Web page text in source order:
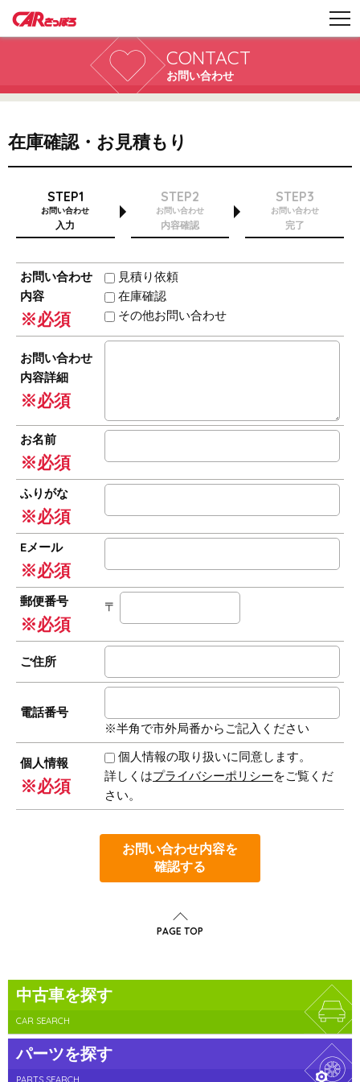
CONTACT
お問い合わせ
在庫確認・お見積もり
STEP1
お問い合わせ
入力
STEP2
お問い合わせ
内容確認
STEP3
お問い合わせ
完了
お問い合わせ
内容
※必須
見積り依頼
在庫確認
その他お問い合わせ
お問い合わせ
内容詳細
※必須
お名前
※必須
ふりがな
※必須
Eメール
※必須
郵便番号
※必須
〒
ご住所
電話番号
※半角で市外局番からご記入ください
個人情報
※必須
個人情報の取り扱いに同意します。
詳しくはプライバシーポリシーをご覧くだ
さい。
お問い合わせ内容を
確認する
PAGE TOP
中古車を探す
CAR SEARCH
パーツを探す
PARTS SEARCH